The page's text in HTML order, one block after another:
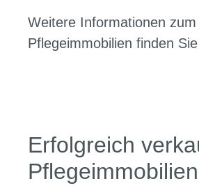
Weitere Informationen
Pflegeimmobilien finden Sie
Erfolgreich
Pflegeimmobilien